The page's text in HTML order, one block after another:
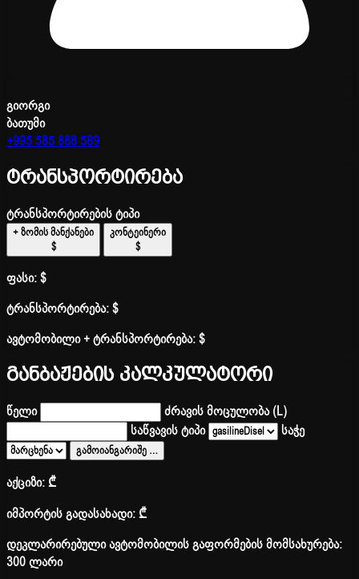
გიორგი
ბათუმი
+995 585 888 589
ტრანსპორტირება
ტრანსპორტირების ტიპი
+ ზომის მანქანები
$
კონტეინერი
$
ფასი:$
ტრანსპორტირება:$
ავტომობილი + ტრანსპორტირება:$
განბაჟების კალკულატორი
წელი
ძრავის მოცულობა (L)
საწვავის ტიპი
საჭე
გამოიანგარიშე …
აქციზი:₾
იმპორტის გადასახადი:₾
დეკლარირებული ავტომობილის გაფორმების მომსახურება:
300 ლარი